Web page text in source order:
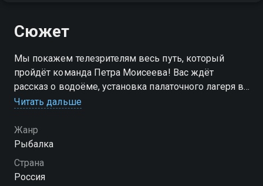
Сюжет
Мы покажем телезрителям весь путь, который
пройдёт команда Петра Моисеева! Вас ждёт
рассказ о водоёме, установка палаточного лагеря в
выпавшем секторе ловли, знакомство с другими
рыбалке и многое другое
Читать дальше
Жанр
Рыбалка
Страна
Россия